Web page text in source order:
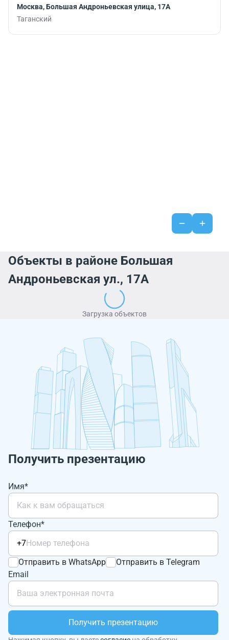
Москва, Большая Андроньевская улица, 17А
Таганский
Объекты в районе Большая
Андроньевская ул., 17А
Загрузка объектов
Получить презентацию
Имя*
Телефон*
+7
Отправить в WhatsApp
Отправить в Telegram
Email
Получить презентацию